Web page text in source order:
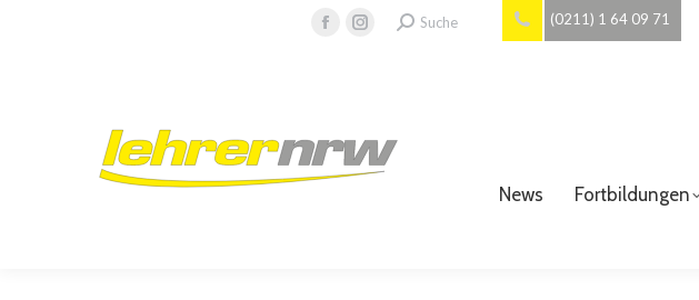
Facebook
new
window
Instagram
new
window
Search:
Suche (0211) 1 64 09 71
News Fortbildungen